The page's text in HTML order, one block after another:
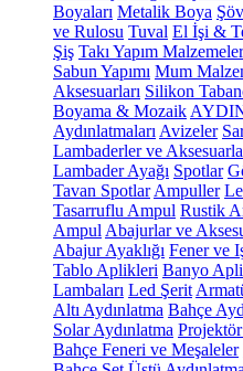
Boyaları Metalik Boya
ve Rulosu Tuval El İşi &
Şiş Takı Yapım
Sabun Yapımı Mum
Aksesuarları Silikon
Boyama & Mozaik
Aydınlatmaları Avizeler
Lambaderler ve
Lambader Ayağı Spotlar
Tavan Spotlar Ampuller
Tasarruflu Ampul Rustik
Ampul Abajurlar ve
Abajur Ayaklığı Fener ve
Tablo Aplikleri Banyo
Lambaları Led Şerit
Altı Aydınlatma Bahçe
Solar Aydınlatma
Bahçe Feneri ve Meşaleler